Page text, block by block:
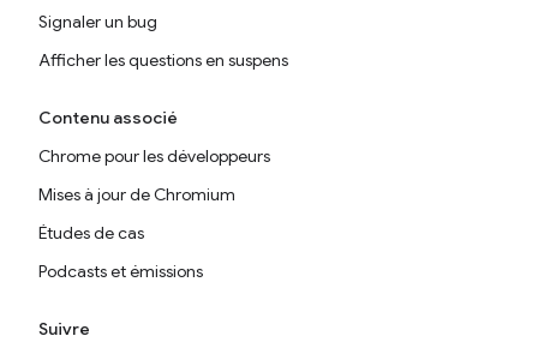
Signaler un bug
Afficher les questions en suspens
Contenu associé
Chrome pour les développeurs
Mises à jour de Chromium
Études de cas
Podcasts et émissions
Suivre